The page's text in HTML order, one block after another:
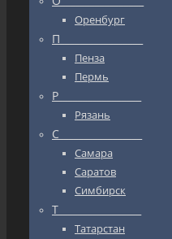
Оренбург
П_________________
Пенза
Пермь
Р_________________
Рязань
С_________________
Самара
Саратов
Симбирск
Т_________________
Татарстан